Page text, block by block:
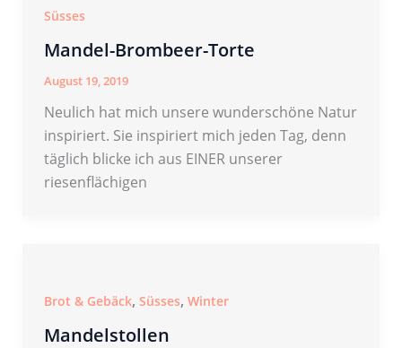
Süsses
Mandel-Brombeer-Torte
August 19, 2019
Neulich hat mich unsere wunderschöne Natur
inspiriert. Sie inspiriert mich jeden Tag, denn
täglich blicke ich aus EINER unserer
riesenflächigen
Brot & Gebäck, Süsses, Winter
Mandelstollen